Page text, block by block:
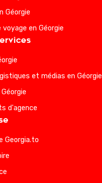
Géorgie
voyage en Géorgie
et médias en Géorgie
d'agence
Georgia.to